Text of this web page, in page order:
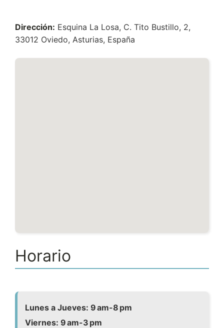
Dirección: Esquina La Losa, C. Tito Bustillo, 2,
33012 Oviedo, Asturias, España
Horario
Lunes a Jueves: 9 am-8 pm
Viernes: 9 am-3 pm